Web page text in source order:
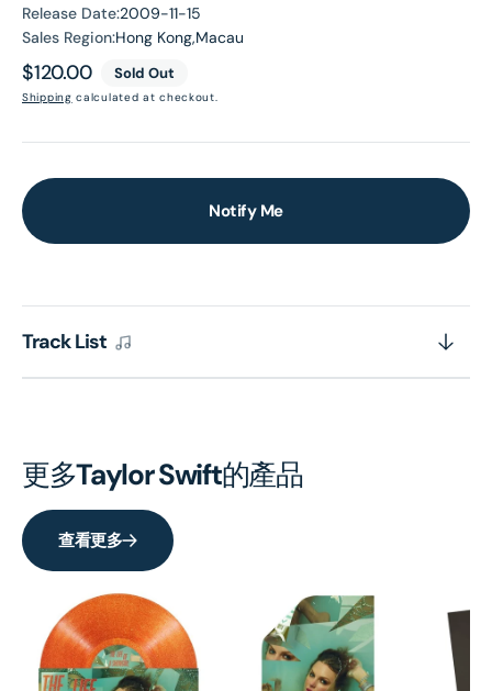
Release Date:2009-11-15
Sales Region:Hong Kong,Macau
Regular
price
$120.00 Sold Out
Shipping calculated at checkout.
Notify Me
Track List
更多Taylor Swift的產品
查看更多